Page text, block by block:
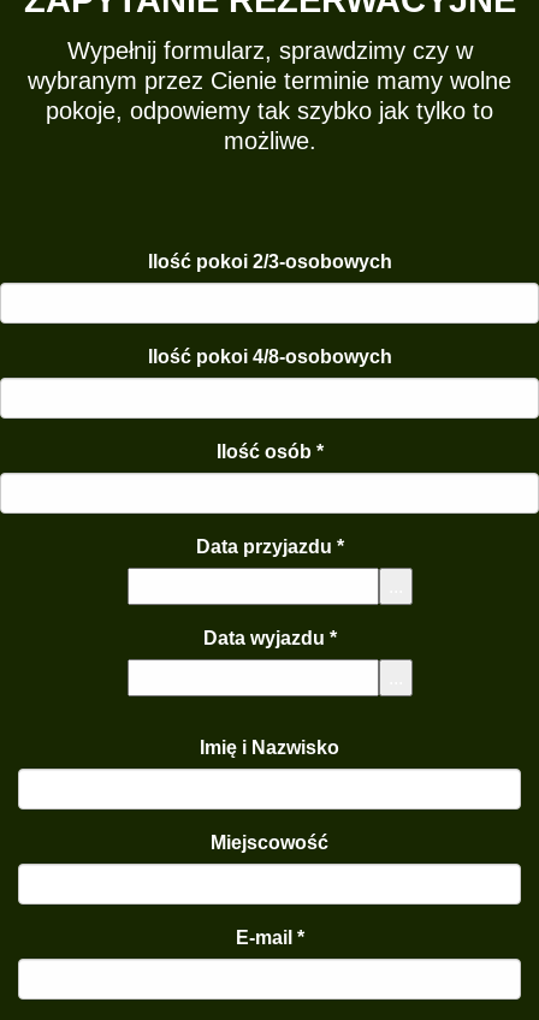
Wypełnij formularz, sprawdzimy czy w
wybranym przez Cienie terminie mamy wolne
pokoje, odpowiemy tak szybko jak tylko to
możliwe.
Ilość pokoi 2/3-osobowych
Ilość pokoi 4/8-osobowych
Ilość osób *
Data przyjazdu *
Data wyjazdu *
Imię i Nazwisko
Miejscowość
E-mail *